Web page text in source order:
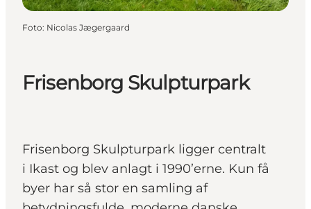
Frisenborg Skulpturpark
Frisenborg Skulpturpark ligger centralt
i Ikast og blev anlagt i 1990’erne. Kun få
byer har så stor en samling af
Foto: Nicolas Jægergaard